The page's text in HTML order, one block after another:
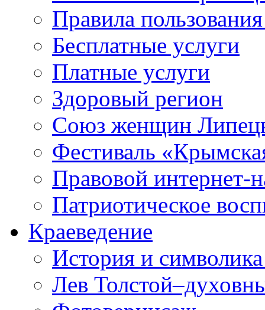
Правила
Бесплатные услуги
Платные услуги
Здоровый регион
Союз женщин
Фестиваль
Правовой интернет-
Патриотическое
Краеведение
История и
Лев